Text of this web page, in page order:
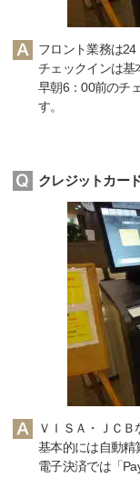
フロント業務は24
チェックインは基
早朝6：00前のチ
す。
クレジットカー
ＶＩＳＡ・ＪＣＢ
基本的には自動精
電子決済では「